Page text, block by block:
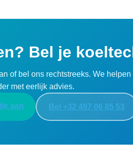
Bel je
of bel ons rechtstreeks. We helpen
met eerlijk advies.
aan Bel +32 497 06 85 53